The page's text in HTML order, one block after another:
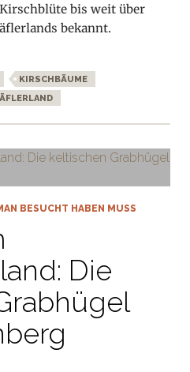
bis weit über
bekannt.
KIRSCHBÄUME
BESUCHT HABEN MUSS
Die